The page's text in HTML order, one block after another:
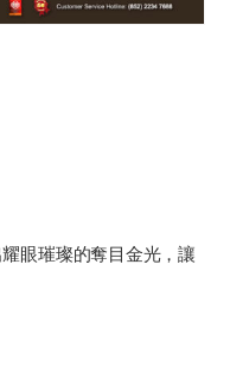
眼璀璨的奪目金光，讓